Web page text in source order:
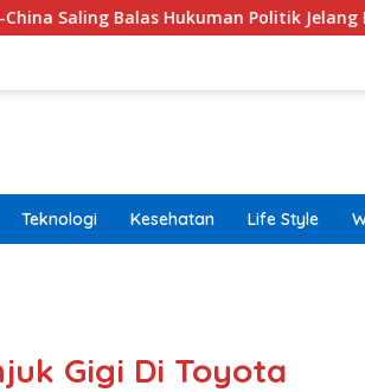
Hukuman Politik Jelang Pertemuan
Teknologi Kesehatan Life Style
Gigi Di Toyota